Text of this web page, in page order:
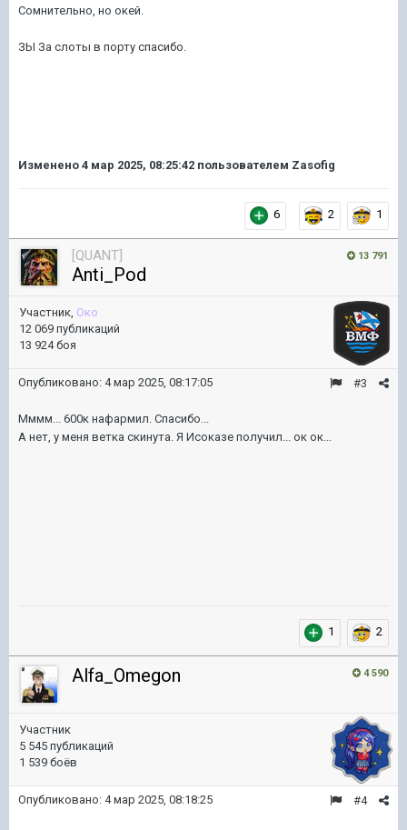
Сомнительно, но окей.
ЗЫ За слоты в порту спасибо.
Изменено 4 мар 2025, 08:25:42 пользователем Zasofig
6 2 1
13 791
[QUANT]
Anti_Pod
Участник, Око
12 069 публикаций
13 924 боя
#3
Опубликовано: 4 мар 2025, 08:17:05
Мммм... 600к нафармил. Спасибо...
А нет, у меня ветка скинута. Я Исоказе получил... ок ок...
1 2
4 590
Alfa_Omegon
Участник
5 545 публикаций
1 539 боёв
#4
Опубликовано: 4 мар 2025, 08:18:25